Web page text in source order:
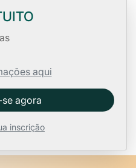
aqui
agora
inscrição